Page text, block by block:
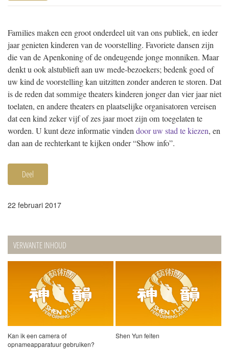
Families maken een groot onderdeel uit van ons publiek, en ieder
jaar genieten kinderen van de voorstelling. Favoriete dansen zijn
die van de Apenkoning of de ondeugende jonge monniken. Maar
denkt u ook alstublieft aan uw mede-bezoekers; bedenk goed of
uw kind de voorstelling kan uitzitten zonder anderen te storen. Dat
is de reden dat sommige theaters kinderen jonger dan vier jaar niet
toelaten, en andere theaters en plaatselijke organisatoren vereisen
dat een kind zeker vijf of zes jaar moet zijn om toegelaten te
worden. U kunt deze informatie vindendoor uw stad te kiezen, en
dan aan de rechterkant te kijken onder “Show info”.
Deel
22 februari 2017
VERWANTE INHOUD
Kan ik een camera of
opnameapparatuur gebruiken?
Shen Yun feiten